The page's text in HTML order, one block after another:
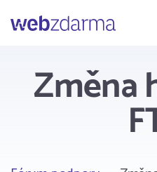
Webzdarma
Změna